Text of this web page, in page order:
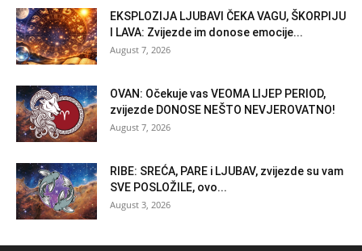
EKSPLOZIJA LJUBAVI ČEKA VAGU, ŠKORPIJU
I LAVA: Zvijezde im donose emocije...
August 7, 2026
OVAN: Očekuje vas VEOMA LIJEP PERIOD,
zvijezde DONOSE NEŠTO NEVJEROVATNO!
August 7, 2026
RIBE: SREĆA, PARE i LJUBAV, zvijezde su vam
SVE POSLOŽILE, ovo...
August 3, 2026